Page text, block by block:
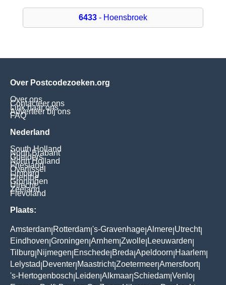
6433- Hoensbroek
Over Postcodezoeken.org
Over ons
Contacteer ons
Link naar ons
Adverteer bij ons
FAQ
Nederland
South Holland
North Brabant
Guelders
North Holland
Friesland
Overijssel
Limburg
Drenthe
Groningen
Utrecht
Zeeland
Flevoland
Plaats:
Amsterdam Rotterdam 's-Gravenhage Almere Utrecht|
Eindhoven Groningen Arnhem Zwolle Leeuwarden
Tilburg Nijmegen Enschede Breda Apeldoorn Haarlem
Lelystad Deventer Maastricht|Zoetermeer Amersfoort|
's-Hertogenbosch Leiden Alkmaar Schiedam Venlo